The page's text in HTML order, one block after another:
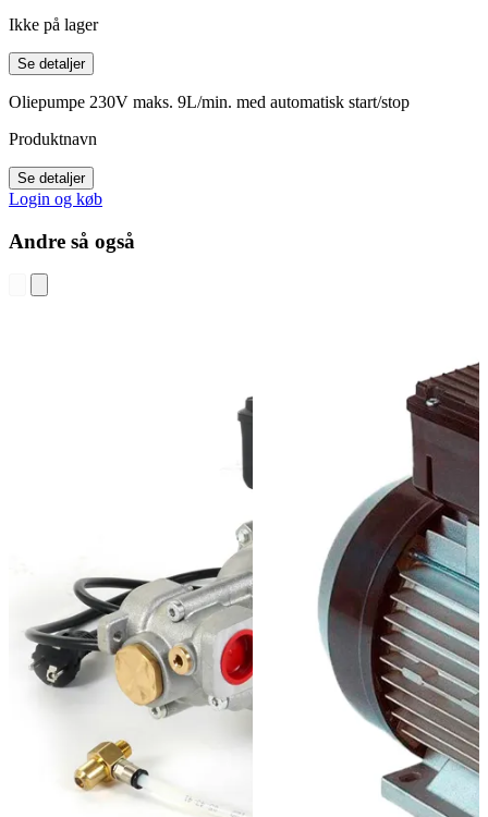
Ikke på lager
Se detaljer
Oliepumpe 230V maks. 9L/min. med automatisk start/stop
Produktnavn
Se detaljer
Login og køb
Andre så også